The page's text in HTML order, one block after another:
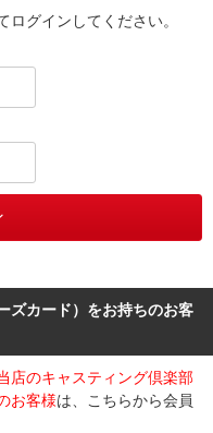
ログインしてください。
ズカード）をお持ちのお客
店のキャスティング倶楽部
お客様は、こちらから会員